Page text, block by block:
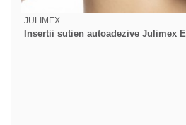
JULIMEX
Insertii sutien autoadezive Julimex